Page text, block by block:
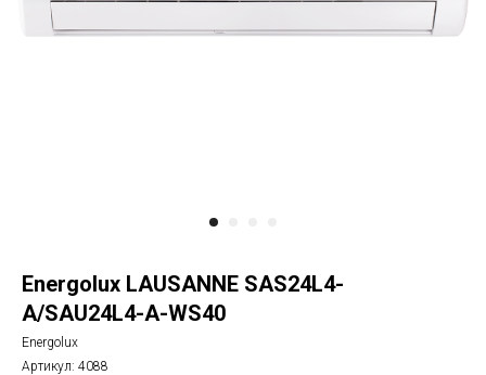
Energolux LAUSANNE SAS24L4-
A/SAU24L4-A-WS40
Energolux
Артикул: 4088